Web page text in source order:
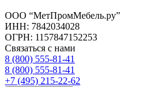
ООО “МетПромМебель.ру”
ИНН: 7842034028
ОГРН: 1157847152253
Связаться с нами
8 (800) 555-81-41
8 (800) 555-81-41
+7 (495) 215-22-62